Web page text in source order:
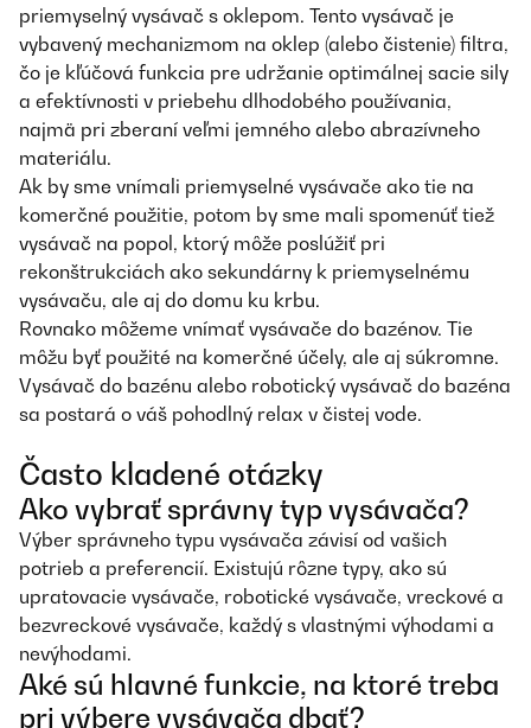
priemyselný vysávač s oklepom. Tento vysávač je
vybavený mechanizmom na oklep (alebo čistenie) filtra,
čo je kľúčová funkcia pre udržanie optimálnej sacie sily
a efektívnosti v priebehu dlhodobého používania,
najmä pri zberaní veľmi jemného alebo abrazívneho
materiálu.
Ak by sme vnímali priemyselné vysávače ako tie na
komerčné použitie, potom by sme mali spomenúť tiež
vysávač na popol, ktorý môže poslúžiť pri
rekonštrukciách ako sekundárny k priemyselnému
vysávaču, ale aj do domu ku krbu.
Rovnako môžeme vnímať vysávače do bazénov. Tie
môžu byť použité na komerčné účely, ale aj súkromne.
Vysávač do bazénu alebo robotický vysávač do bazéna
sa postará o váš pohodlný relax v čistej vode.
Často kladené otázky
Ako vybrať správny typ vysávača?
Výber správneho typu vysávača závisí od vašich
potrieb a preferencií. Existujú rôzne typy, ako sú
upratovacie vysávače, robotické vysávače, vreckové a
bezvreckové vysávače, každý s vlastnými výhodami a
nevýhodami.
Aké sú hlavné funkcie, na ktoré treba
pri výbere vysávača dbať?